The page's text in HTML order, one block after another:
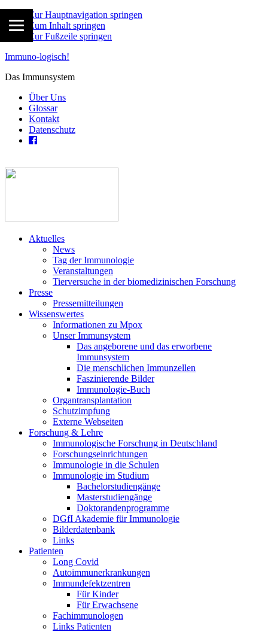
Zur Hauptnavigation springen
Zum Inhalt springen
Zur Fußzeile springen
Immuno-logisch!
Das Immunsystem
Über Uns
Glossar
Kontakt
Datenschutz
Aktuelles
News
Tag der Immunologie
Veranstaltungen
Tierversuche in der biomedizinischen Forschung
Presse
Pressemitteilungen
Wissenswertes
Informationen zu Mpox
Unser Immunsystem
Das angeborene und das erworbene
Immunsystem
Die menschlichen Immunzellen
Faszinierende Bilder
Immunologie-Buch
Organtransplantation
Schutzimpfung
Externe Webseiten
Forschung & Lehre
Immunologische Forschung in Deutschland
Forschungseinrichtungen
Immunologie in die Schulen
Immunologie im Studium
Bachelorstudiengänge
Masterstudiengänge
Doktorandenprogramme
DGfI Akademie für Immunologie
Bilderdatenbank
Links
Patienten
Long Covid
Autoimmunerkrankungen
Immundefektzentren
Für Kinder
Für Erwachsene
Fachimmunologen
Links Patienten